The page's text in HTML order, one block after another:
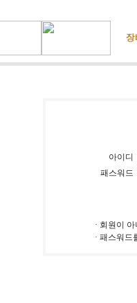
아이디
패스워드
· 회원이
· 패스워